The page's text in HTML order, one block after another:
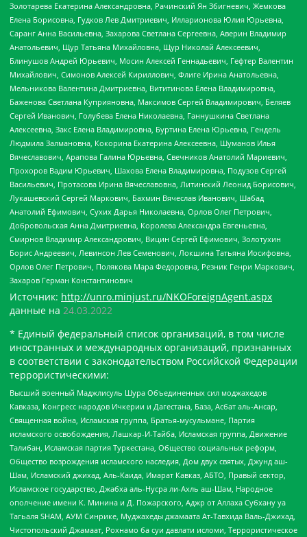
Золотарева Екатерина Александровна, Рачинский Ян Збигневич, Жемкова
Елена Борисовна, Гудков Лев Дмитриевич, Илларионова Юлия Юрьевна,
Саранг Анна Васильевна, Захарова Светлана Сергеевна, Аверин Владимир
Анатольевич, Щур Татьяна Михайловна, Щур Николай Алексеевич,
Блинушов Андрей Юрьевич, Мосин Алексей Геннадьевич, Гефтер Валентин
Михайлович, Симонов Алексей Кириллович, Флиге Ирина Анатольевна,
Мельникова Валентина Дмитриевна, Вититинова Елена Владимировна,
Баженова Светлана Куприяновна, Максимов Сергей Владимирович, Беляев
Сергей Иванович, Голубева Елена Николаевна, Ганнушкина Светлана
Алексеевна, Закс Елена Владимировна, Буртина Елена Юрьевна, Гендель
Людмила Залмановна, Кокорина Екатерина Алексеевна, Шуманов Илья
Вячеславович, Арапова Галина Юрьевна, Свечников Анатолий Мариевич,
Прохоров Вадим Юрьевич, Шахова Елена Владимировна, Подузов Сергей
Васильевич, Протасова Ирина Вячеславовна, Литинский Леонид Борисович,
Лукашевский Сергей Маркович, Бахмин Вячеслав Иванович, Шабад
Анатолий Ефимович, Сухих Дарья Николаевна, Орлов Олег Петрович,
Добровольская Анна Дмитриевна, Королева Александра Евгеньевна,
Смирнов Владимир Александрович, Вицин Сергей Ефимович, Золотухин
Борис Андреевич, Левинсон Лев Семенович, Локшина Татьяна Иосифовна,
Орлов Олег Петрович, Полякова Мара Федоровна, Резник Генри Маркович,
Захаров Герман Константинович
Источник: http://unro.minjust.ru/NKOForeignAgent.aspx
данные на 24.03.2022
* Единый федеральный список организаций, в том числе
иностранных и международных организаций, признанных
в соответствии с законодательством Российской Федерации
террористическими:
Высший военный Маджлисуль Шура Объединенных сил моджахедов
Кавказа, Конгресс народов Ичкерии и Дагестана, База, Асбат аль-Ансар,
Священная война, Исламская группа, Братья-мусульмане, Партия
исламского освобождения, Лашкар-И-Тайба, Исламская группа, Движение
Талибан, Исламская партия Туркестана, Общество социальных реформ,
Общество возрождения исламского наследия, Дом двух святых, Джунд аш-
Шам, Исламский джихад, Аль-Каида, Имарат Кавказ, АБТО, Правый сектор,
Исламское государство, Джабха аль-Нусра ли-Ахль аш-Шам, Народное
ополчение имени К. Минина и Д. Пожарского, Аджр от Аллаха Субхану уа
Тагьаля SHAM, АУМ Синрике, Муджахеды джамаата Ат-Тавхида Валь-Джихад,
Чистопольский Джамаат, Рохнамо ба суи давлати исломи, Террористическое